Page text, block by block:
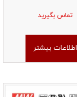
تماس بگیرید
اطلاعات بیشتر